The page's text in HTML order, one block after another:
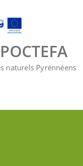
naturels Pyrénnéens